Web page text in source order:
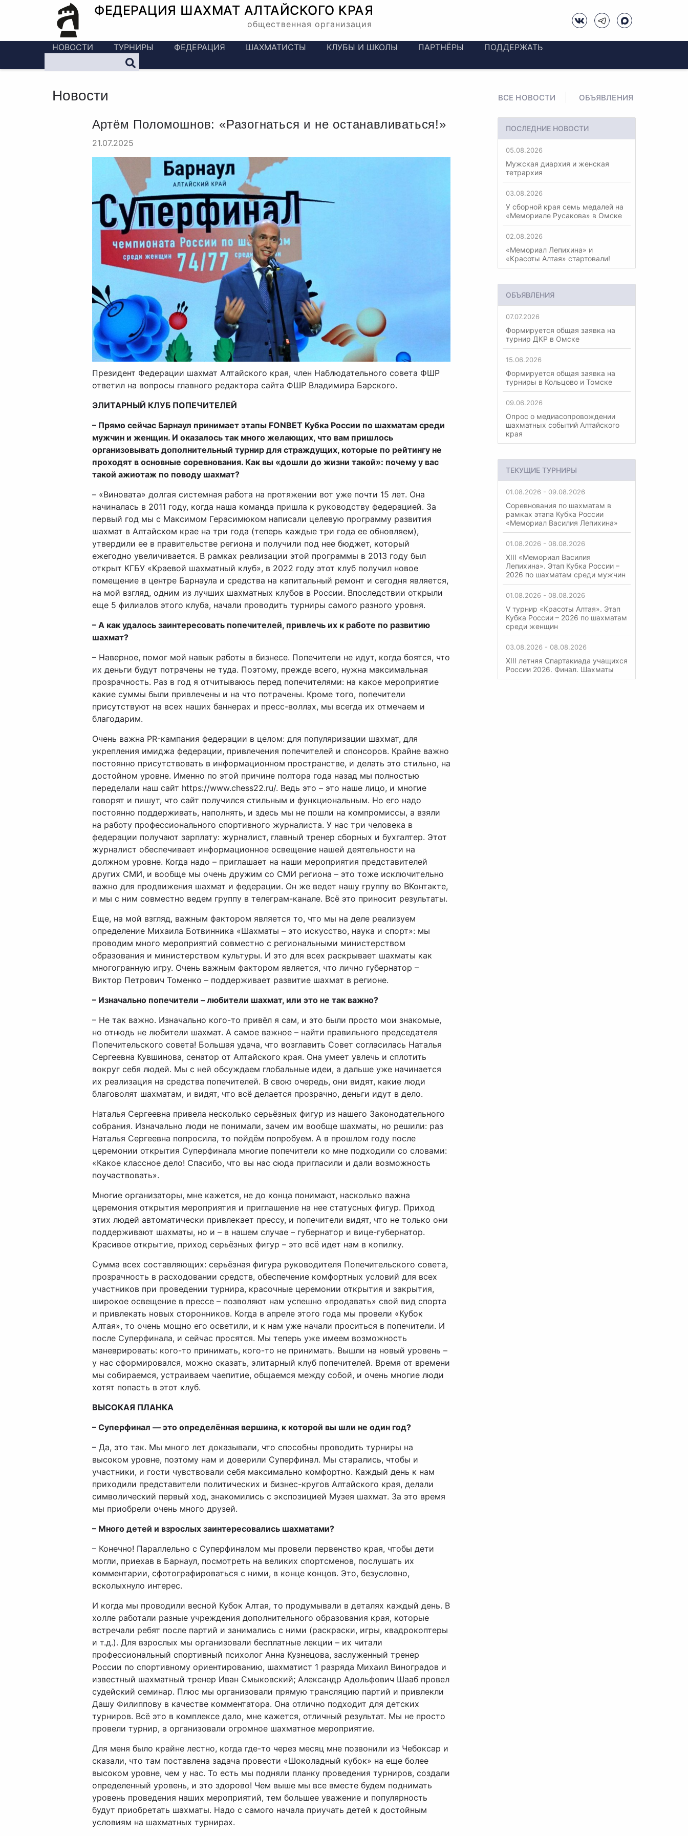
ФЕДЕРАЦИЯ ШАХМАТ АЛТАЙСКОГО КРАЯ
общественная организация
НОВОСТИ ТУРНИРЫ ФЕДЕРАЦИЯ ШАХМАТИСТЫ КЛУБЫ И ШКОЛЫ ПАРТНЁРЫ ПОДДЕРЖАТЬ
Новости ВСЕ НОВОСТИ ОБЪЯВЛЕНИЯ
Артём Поломошнов: «Разогнаться и не останавливаться!»
21.07.2025
Президент Федерации шахмат Алтайского края, член Наблюдательного совета ФШР
ответил на вопросы главного редактора сайта ФШР Владимира Барского.
ЭЛИТАРНЫЙ КЛУБ ПОПЕЧИТЕЛЕЙ
– Прямо сейчас Барнаул принимает этапы FONBET Кубка России по шахматам среди
мужчин и женщин. И оказалось так много желающих, что вам пришлось
организовывать дополнительный турнир для страждущих, которые по рейтингу не
проходят в основные соревнования. Как вы «дошли до жизни такой»: почему у вас
такой ажиотаж по поводу шахмат?
– «Виновата» долгая системная работа на протяжении вот уже почти 15 лет. Она
начиналась в 2011 году, когда наша команда пришла к руководству федерацией. За
первый год мы с Максимом Герасимюком написали целевую программу развития
шахмат в Алтайском крае на три года (теперь каждые три года ее обновляем),
утвердили ее в правительстве региона и получили под нее бюджет, который
ежегодно увеличивается. В рамках реализации этой программы в 2013 году был
открыт КГБУ «Краевой шахматный клуб», в 2022 году этот клуб получил новое
помещение в центре Барнаула и средства на капитальный ремонт и сегодня является,
на мой взгляд, одним из лучших шахматных клубов в России. Впоследствии открыли
еще 5 филиалов этого клуба, начали проводить турниры самого разного уровня.
– А как удалось заинтересовать попечителей, привлечь их к работе по развитию
шахмат?
– Наверное, помог мой навык работы в бизнесе. Попечители не идут, когда боятся, что
их деньги будут потрачены не туда. Поэтому, прежде всего, нужна максимальная
прозрачность. Раз в год я отчитываюсь перед попечителями: на какое мероприятие
какие суммы были привлечены и на что потрачены. Кроме того, попечители
присутствуют на всех наших баннерах и пресс-воллах, мы всегда их отмечаем и
благодарим.
Очень важна PR-кампания федерации в целом: для популяризации шахмат, для
укрепления имиджа федерации, привлечения попечителей и спонсоров. Крайне важно
постоянно присутствовать в информационном пространстве, и делать это стильно, на
достойном уровне. Именно по этой причине полтора года назад мы полностью
переделали наш сайт https://www.chess22.ru/. Ведь это – это наше лицо, и многие
говорят и пишут, что сайт получился стильным и функциональным. Но его надо
постоянно поддерживать, наполнять, и здесь мы не пошли на компромиссы, а взяли
на работу профессионального спортивного журналиста. У нас три человека в
федерации получают зарплату: журналист, главный тренер сборных и бухгалтер. Этот
журналист обеспечивает информационное освещение нашей деятельности на
должном уровне. Когда надо – приглашает на наши мероприятия представителей
других СМИ, и вообще мы очень дружим со СМИ региона – это тоже исключительно
важно для продвижения шахмат и федерации. Он же ведет нашу группу во ВКонтакте,
и мы с ним совместно ведем группу в телеграм-канале. Всё это приносит результаты.
Еще, на мой взгляд, важным фактором является то, что мы на деле реализуем
определение Михаила Ботвинника «Шахматы – это искусство, наука и спорт»: мы
проводим много мероприятий совместно с региональными министерством
образования и министерством культуры. И это для всех раскрывает шахматы как
многогранную игру. Очень важным фактором является, что лично губернатор –
Виктор Петрович Томенко – поддерживает развитие шахмат в регионе.
– Изначально попечители – любители шахмат, или это не так важно?
– Не так важно. Изначально кого-то привёл я сам, и это были просто мои знакомые,
но отнюдь не любители шахмат. А самое важное – найти правильного председателя
Попечительского совета! Большая удача, что возглавить Совет согласилась Наталья
Сергеевна Кувшинова, сенатор от Алтайского края. Она умеет увлечь и сплотить
вокруг себя людей. Мы с ней обсуждаем глобальные идеи, а дальше уже начинается
их реализация на средства попечителей. В свою очередь, они видят, какие люди
благоволят шахматам, и видят, что всё делается прозрачно, деньги идут в дело.
Наталья Сергеевна привела несколько серьёзных фигур из нашего Законодательного
собрания. Изначально люди не понимали, зачем им вообще шахматы, но решили: раз
Наталья Сергеевна попросила, то пойдём попробуем. А в прошлом году после
церемонии открытия Суперфинала многие попечители ко мне подходили со словами:
«Какое классное дело! Спасибо, что вы нас сюда пригласили и дали возможность
поучаствовать».
Многие организаторы, мне кажется, не до конца понимают, насколько важна
церемония открытия мероприятия и приглашение на нее статусных фигур. Приход
этих людей автоматически привлекает прессу, и попечители видят, что не только они
поддерживают шахматы, но и – в нашем случае – губернатор и вице-губернатор.
Красивое открытие, приход серьёзных фигур – это всё идет нам в копилку.
Сумма всех составляющих: серьёзная фигура руководителя Попечительского совета,
прозрачность в расходовании средств, обеспечение комфортных условий для всех
участников при проведении турнира, красочные церемонии открытия и закрытия,
широкое освещение в прессе – позволяют нам успешно «продавать» свой вид спорта
и привлекать новых сторонников. Когда в апреле этого года мы провели «Кубок
Алтая», то очень мощно его осветили, и к нам уже начали проситься в попечители. И
после Суперфинала, и сейчас просятся. Мы теперь уже имеем возможность
маневрировать: кого-то принимать, кого-то не принимать. Вышли на новый уровень –
у нас сформировался, можно сказать, элитарный клуб попечителей. Время от времени
мы собираемся, устраиваем чаепитие, общаемся между собой, и очень многие люди
хотят попасть в этот клуб.
ВЫСОКАЯ ПЛАНКА
– Суперфинал — это определённая вершина, к которой вы шли не один год?
– Да, это так. Мы много лет доказывали, что способны проводить турниры на
высоком уровне, поэтому нам и доверили Суперфинал. Мы старались, чтобы и
участники, и гости чувствовали себя максимально комфортно. Каждый день к нам
приходили представители политических и бизнес-кругов Алтайского края, делали
символический первый ход, знакомились с экспозицией Музея шахмат. За это время
мы приобрели очень много друзей.
– Много детей и взрослых заинтересовались шахматами?
– Конечно! Параллельно с Суперфиналом мы провели первенство края, чтобы дети
могли, приехав в Барнаул, посмотреть на великих спортсменов, послушать их
комментарии, сфотографироваться с ними, в конце концов. Это, безусловно,
всколыхнуло интерес.
И когда мы проводили весной Кубок Алтая, то продумывали в деталях каждый день. В
холле работали разные учреждения дополнительного образования края, которые
встречали ребят после партий и занимались с ними (раскраски, игры, квадрокоптеры
и т.д.). Для взрослых мы организовали бесплатные лекции – их читали
профессиональный спортивный психолог Анна Кузнецова, заслуженный тренер
России по спортивному ориентированию, шахматист 1 разряда Михаил Виноградов и
известный шахматный тренер Иван Смыковский; Александр Адольфович Шааб провел
судейский семинар. Плюс мы организовали прямую трансляцию партий и привлекли
Дашу Филиппову в качестве комментатора. Она отлично подходит для детских
турниров. Всё это в комплексе дало, мне кажется, отличный результат. Мы не просто
провели турнир, а организовали огромное шахматное мероприятие.
Для меня было крайне лестно, когда где-то через месяц мне позвонили из Чебоксар и
сказали, что там поставлена задача провести «Шоколадный кубок» на еще более
высоком уровне, чем у нас. То есть мы подняли планку проведения турниров, создали
определенный уровень, и это здорово! Чем выше мы все вместе будем поднимать
уровень проведения наших мероприятий, тем большее уважение и популярность
будут приобретать шахматы. Надо с самого начала приучать детей к достойным
условиям на шахматных турнирах.
ПОСЛЕДНИЕ НОВОСТИ
05.08.2026
Мужская диархия и женская
тетрархия
03.08.2026
У сборной края семь медалей на
«Мемориале Русакова» в Омске
02.08.2026
«Мемориал Лепихина» и
«Красоты Алтая» стартовали!
ОБЪЯВЛЕНИЯ
07.07.2026
Формируется общая заявка на
турнир ДКР в Омске
15.06.2026
Формируется общая заявка на
турниры в Кольцово и Томске
09.06.2026
Опрос о медиасопровождении
шахматных событий Алтайского
края
ТЕКУЩИЕ ТУРНИРЫ
01.08.2026 - 09.08.2026
Соревнования по шахматам в
рамках этапа Кубка России
«Мемориал Василия Лепихина»
01.08.2026 - 08.08.2026
XIII «Мемориал Василия
Лепихина». Этап Кубка России –
2026 по шахматам среди мужчин
01.08.2026 - 08.08.2026
V турнир «Красоты Алтая». Этап
Кубка России – 2026 по шахматам
среди женщин
03.08.2026 - 08.08.2026
XIII летняя Спартакиада учащихся
России 2026. Финал. Шахматы